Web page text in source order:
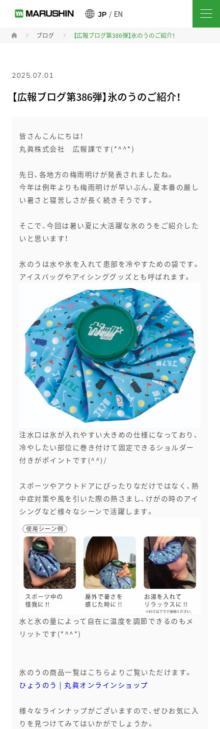
EN
JP
ブログ 【広報ブログ第386弾】氷のうのご紹介！
2025.07.01
【広報ブログ第386弾】氷のうのご紹介！
皆さんこんにちは！
丸眞株式会社 広報課です(*^^*)
先日、各地方の梅雨明けが発表されましたね。
今年は例年よりも梅雨明けが早いぶん、夏本番の厳し
い暑さと寝苦しさが長く続きそうです。
そこで、今回は暑い夏に大活躍な氷のうをご紹介した
いと思います！
氷のうは水や氷を入れて患部を冷やすための袋です。
アイスバッグやアイシンググッズとも呼ばれます。
注水口は氷が入れやすい大きめの仕様になっており、
冷やしたい部位に巻き付けて固定できるショルダー
付きがポイントです(^^)/
スポーツやアウトドアにぴったりなだけではなく、熱
中症対策や風を引いた際の熱さまし、けがの時のアイ
シングなど様々なシーンで活躍します。
水と氷の量によって自在に温度を調節できるのもメ
リットです(*^^*)
氷のうの商品一覧はこちらよりご覧いただけます。
ひょうのう | 丸眞オンラインショップ
様々なラインナップがございますので、ぜひお気に入
りを見つけてみてはいかがでしょうか。